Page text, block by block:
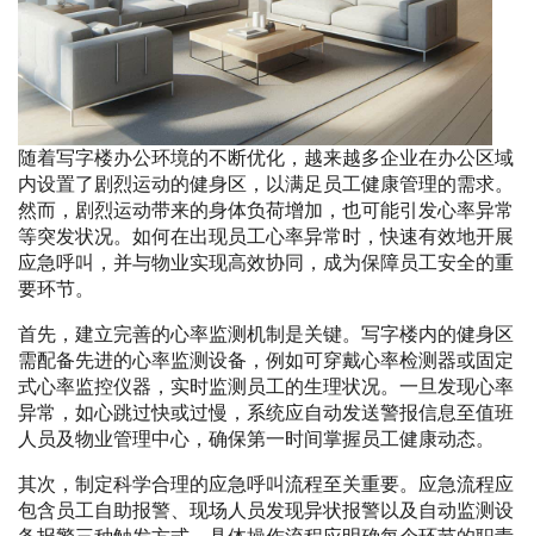
随着写字楼办公环境的不断优化，越来越多企业在办公区域
内设置了剧烈运动的健身区，以满足员工健康管理的需求。
然而，剧烈运动带来的身体负荷增加，也可能引发心率异常
等突发状况。如何在出现员工心率异常时，快速有效地开展
应急呼叫，并与物业实现高效协同，成为保障员工安全的重
要环节。
首先，建立完善的心率监测机制是关键。写字楼内的健身区
需配备先进的心率监测设备，例如可穿戴心率检测器或固定
式心率监控仪器，实时监测员工的生理状况。一旦发现心率
异常，如心跳过快或过慢，系统应自动发送警报信息至值班
人员及物业管理中心，确保第一时间掌握员工健康动态。
其次，制定科学合理的应急呼叫流程至关重要。应急流程应
包含员工自助报警、现场人员发现异状报警以及自动监测设